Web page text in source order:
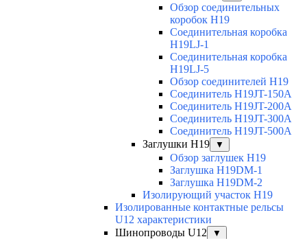
Обзор соединительных
коробок H19
Соединительная коробка
H19LJ-1
Соединительная коробка
H19LJ-5
Обзор соединителей H19
Соединитель H19JT-150A
Соединитель H19JT-200A
Соединитель H19JT-300A
Соединитель H19JT-500A
Заглушки H19
▼
Обзор заглушек H19
Заглушка H19DM-1
Заглушка H19DM-2
Изолирующий участок H19
Изолированные контактные рельсы
U12 характеристики
Шинопроводы U12
▼